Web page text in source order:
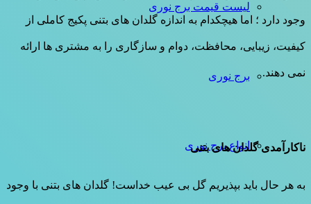
لیست قیمت برج نوری
برج نوری
انواع برج نوری
وجود دارد ؛ اما هیچکدام به اندازه گلدان های بتنی پکیج کاملی از
کیفیت، زیبایی، محافظت، دوام و سازگاری را به مشتری ها ارائه
نمی دهند.
ناکارآمدی گلدان های بتنی
به هر حال باید بپذیریم گل بی عیب خداست! گلدان های بتنی با وجود